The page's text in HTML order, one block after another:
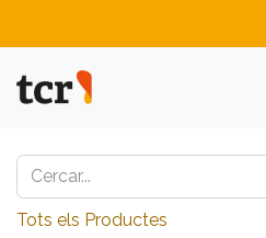
Tots els Productes